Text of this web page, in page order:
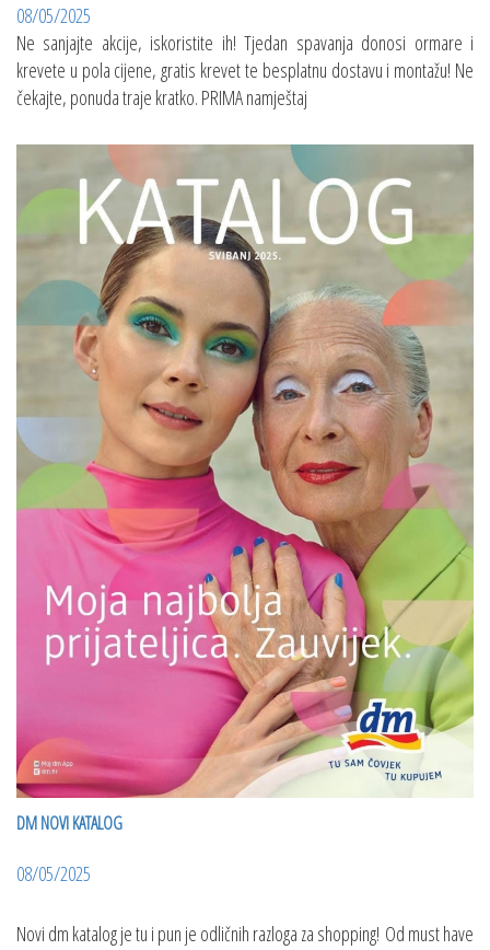
08/05/2025
Ne sanjajte akcije, iskoristite ih! Tjedan spavanja donosi ormare i
krevete u pola cijene, gratis krevet te besplatnu dostavu i montažu! Ne
čekajte, ponuda traje kratko. PRIMA namještaj
DM NOVI KATALOG
08/05/2025
Novi dm katalog je tu i pun je odličnih razloga za shopping! Od must have